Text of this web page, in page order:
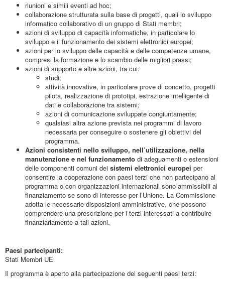
riunioni e simili eventi ad hoc;
collaborazione strutturata sulla base di progetti, quali lo sviluppo
informatico collaborativo di un gruppo di Stati membri;
azioni di sviluppo di capacità informatiche, in particolare lo
sviluppo e il funzionamento dei sistemi elettronici europei;
azioni per lo sviluppo delle capacità e delle competenze umane,
compresi la formazione e lo scambio delle migliori prassi;
azioni di supporto e altre azioni, tra cui:
studi;
attività innovative, in particolare prove di concetto, progetti
pilota, realizzazione di prototipi, estrazione intelligente di
dati e collaborazione tra sistemi;
azioni di comunicazione sviluppate congiuntamente;
qualsiasi altra azione prevista nei programmi di lavoro
necessaria per conseguire o sostenere gli obiettivi del
programma.
Azioni consistenti nello sviluppo, nell’utilizzazione, nella
manutenzione e nel funzionamento di adeguamenti o estensioni
delle componenti comuni dei sistemi elettronici europei per
consentire la cooperazione con paesi terzi che non partecipano al
programma o con organizzazioni internazionali sono ammissibili al
finanziamento se sono di interesse per l’Unione. La Commissione
adotta le necessarie disposizioni amministrative, che possono
comprendere una prescrizione per i terzi interessati a contribuire
finanziariamente a tali azioni.
Paesi partecipanti:
Stati Membri UE
Il programma è aperto alla partecipazione dei seguenti paesi terzi: